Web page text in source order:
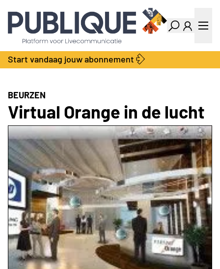
Industry Dashboard
Vacatures
Kalender
Producten
Bedrijvengids
Locatie Finder
Contact
Over ons
Adverteren
Abonnementen
Start vandaag jouw abonnement
BEURZEN
Virtual Orange in de lucht